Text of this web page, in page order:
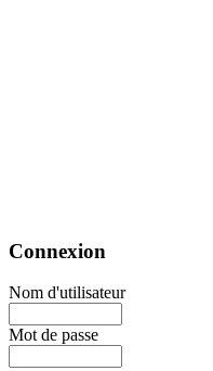
Connexion
Nom d'utilisateur
Mot de passe